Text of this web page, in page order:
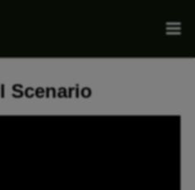
Scenario